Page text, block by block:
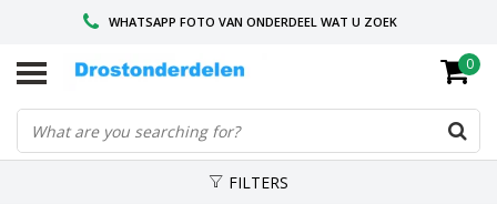
WHATSAPP FOTO VAN ONDERDEEL WAT U ZOEK
VOOR 16.00 BESTELD, VANDAAG VERZONDEN
GESPECIALISEERD PEUGEOT
0
FILTERS